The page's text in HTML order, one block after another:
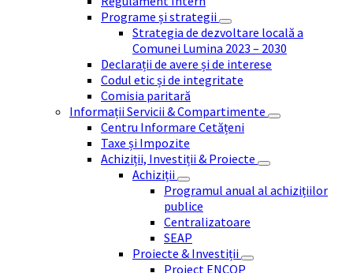
Programe și strategii
Strategia de dezvoltare locală a
Comunei Lumina 2023 – 2030
Declarații de avere și de interese
Codul etic și de integritate
Comisia paritară
Informații Servicii & Compartimente
Centru Informare Cetățeni
Taxe și Impozite
Achiziții, Investiții & Proiecte
Achiziții
Programul anual al achizițiilor
publice
Centralizatoare
SEAP
Proiecte & Investiții
Proiect ENCOP